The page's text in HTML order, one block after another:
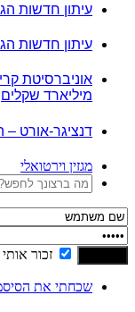
עיתון חדשות
עיתון חדשות
אוניברסיטת
מיליארד שקלים
דנציגר-אורט –
מגזין וירטואלי
זכור
שכחתי את